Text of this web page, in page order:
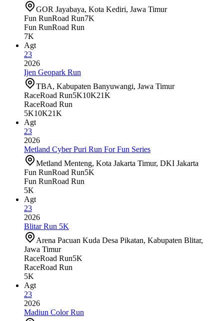
GOR Jayabaya, Kota Kediri, Jawa Timur
Fun RunRoad Run7K
Fun RunRoad Run
7K
Agt
23
2026
Ijen Geopark Run
TBA, Kabupaten Banyuwangi, Jawa Timur
RaceRoad Run5K10K21K
RaceRoad Run
5K10K21K
Agt
23
2026
Metland Cyber Puri Run For Fun Series
Metland Menteng, Kota Jakarta Timur, DKI Jakarta
Fun RunRoad Run5K
Fun RunRoad Run
5K
Agt
23
2026
Blitar Run 5K
Arena Pacuan Kuda Desa Pikatan, Kabupaten Blitar,
Jawa Timur
RaceRoad Run5K
RaceRoad Run
5K
Agt
23
2026
Madiun Color Run